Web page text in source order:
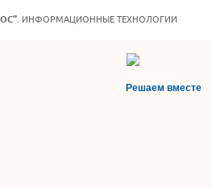
. ИНФОРМАЦИОННЫЕ ТЕХНОЛОГИИ
Решаем вместе